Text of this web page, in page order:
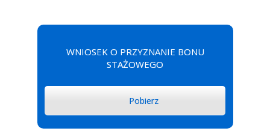
WNIOSEK O PRZYZNANIE BONU
STAŻOWEGO
Pobierz